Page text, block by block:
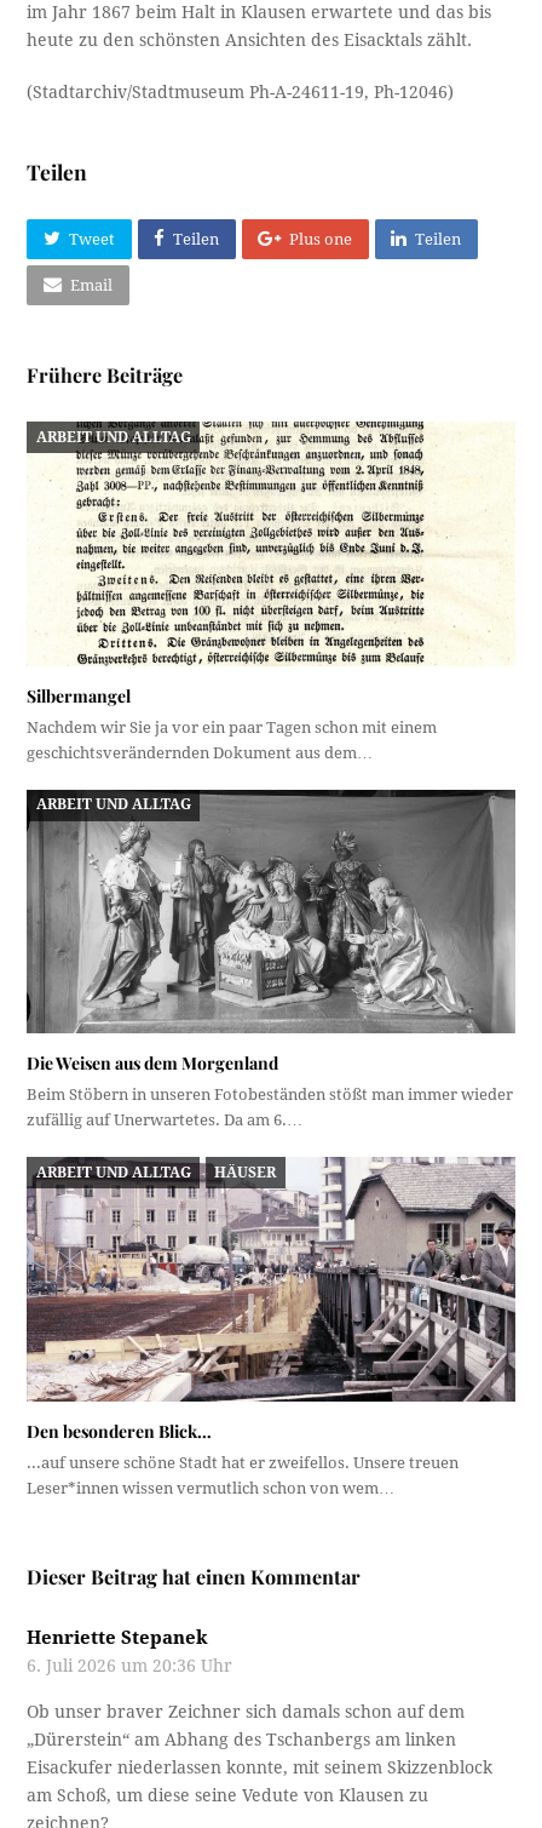
im Jahr 1867 beim Halt in Klausen erwartete und das bis
heute zu den schönsten Ansichten des Eisacktals zählt.
(Stadtarchiv/Stadtmuseum Ph-A-24611-19, Ph-12046)
Teilen
Tweet Teilen Plus one Teilen
Email
Frühere Beiträge
ARBEIT UND ALLTAG
Silbermangel
Nachdem wir Sie ja vor ein paar Tagen schon mit einem
geschichtsverändernden Dokument aus dem…
ARBEIT UND ALLTAG
Die Weisen aus dem Morgenland
Beim Stöbern in unseren Fotobeständen stößt man immer wieder
zufällig auf Unerwartetes. Da am 6.…
ARBEIT UND ALLTAG HÄUSER
Den besonderen Blick…
...auf unsere schöne Stadt hat er zweifellos. Unsere treuen
Leser*innen wissen vermutlich schon von wem…
Dieser Beitrag hat einen Kommentar
Henriette Stepanek
6. Juli 2026 um 20:36 Uhr
Ob unser braver Zeichner sich damals schon auf dem
„Dürerstein“ am Abhang des Tschanbergs am linken
Eisackufer niederlassen konnte, mit seinem Skizzenblock
am Schoß, um diese seine Vedute von Klausen zu
zeichnen?